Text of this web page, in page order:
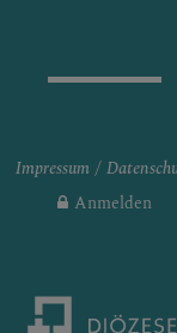
Impressum
Anmelden